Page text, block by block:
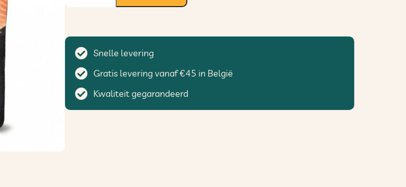
Snelle levering
Gratis levering vanaf €45 in België
Kwaliteit gegarandeerd